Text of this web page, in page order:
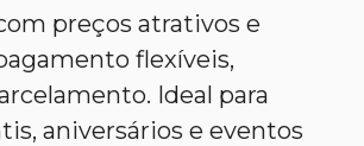
preços atrativos e
flexíveis,
Ideal para
aniversários e eventos